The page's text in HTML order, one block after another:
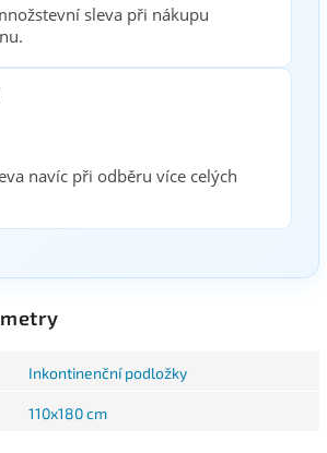
sleva při nákupu
navíc při odběru více celých
Inkontinenční podložky
110x180 cm